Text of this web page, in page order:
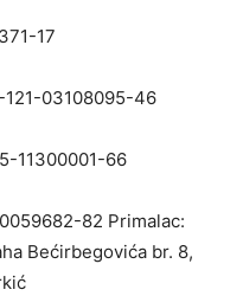
17
121-03108095-46
11300001-66
82 Primalac:
Bećirbegovića br. 8,